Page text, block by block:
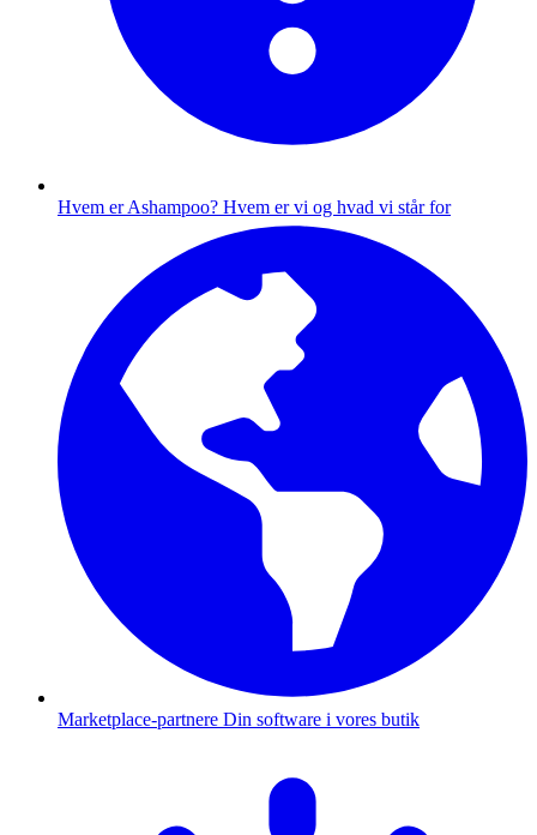
Hvem er Ashampoo? Hvem er vi og hvad vi står for
Marketplace-partnere Din software i vores butik